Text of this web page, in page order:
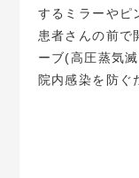
するミラーやピ
患者さんの前で
ーブ(高圧蒸気
院内感染を防ぐ